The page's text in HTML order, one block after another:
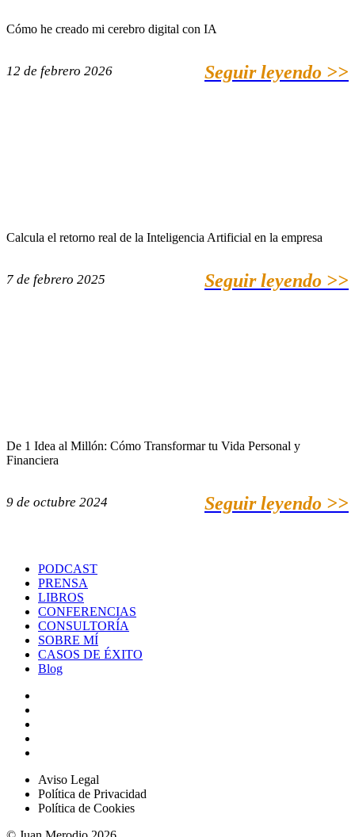
Cómo he creado mi cerebro digital con IA
12 de febrero 2026 Seguir leyendo >>
Calcula el retorno real de la Inteligencia Artificial en la empresa
7 de febrero 2025 Seguir leyendo >>
De 1 Idea al Millón: Cómo Transformar tu Vida Personal y
Financiera
9 de octubre 2024 Seguir leyendo >>
PODCAST
PRENSA
LIBROS
CONFERENCIAS
CONSULTORÍA
SOBRE MÍ
CASOS DE ÉXITO
Blog
Aviso Legal
Política de Privacidad
Política de Cookies